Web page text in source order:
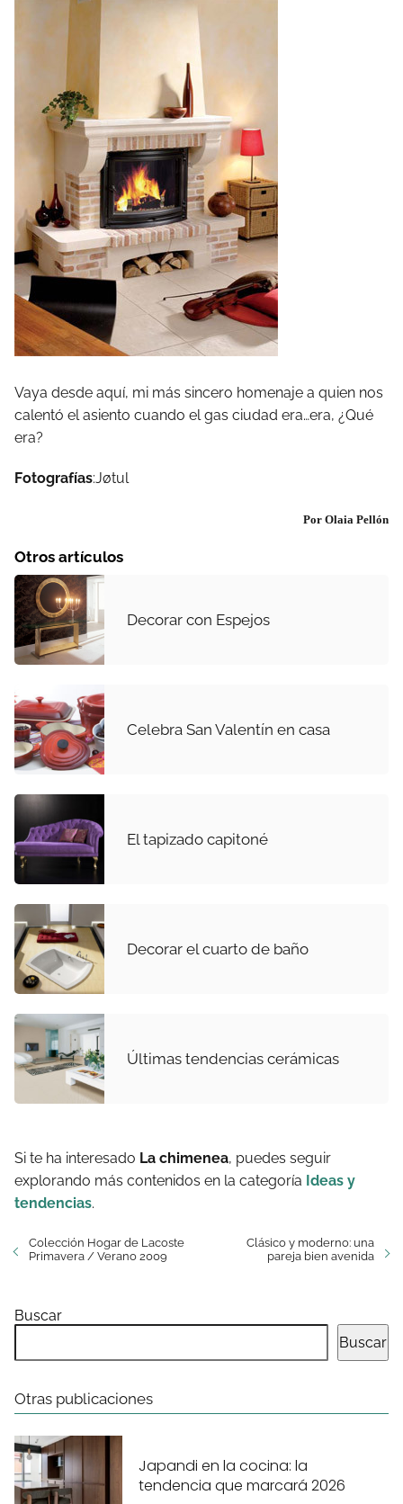
Vaya desde aquí, mi más sincero homenaje a quien nos
calentó el asiento cuando el gas ciudad era…era, ¿Qué
era?
Fotografías:Jøtul
Por Olaia Pellón
Otros artículos
Decorar con Espejos
Celebra San Valentín en casa
El tapizado capitoné
Decorar el cuarto de baño
Últimas tendencias cerámicas
Si te ha interesado La chimenea, puedes seguir
explorando más contenidos en la categoría Ideas y
tendencias.
Colección Hogar de Lacoste
Primavera / Verano 2009
Clásico y moderno: una
pareja bien avenida
Buscar
Buscar
Otras publicaciones
Japandi en la cocina: la
tendencia que marcará 2026